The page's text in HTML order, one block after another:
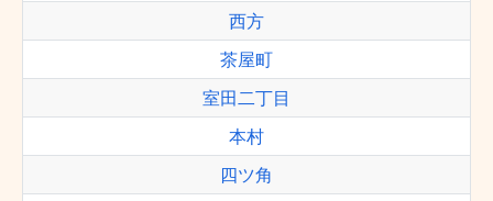
西方
茶屋町
室田二丁目
本村
四ツ角